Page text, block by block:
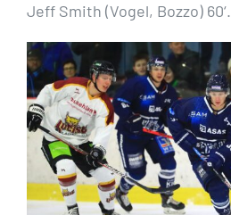
Jeff Smith (Vogel, Bozzo) 60‘.